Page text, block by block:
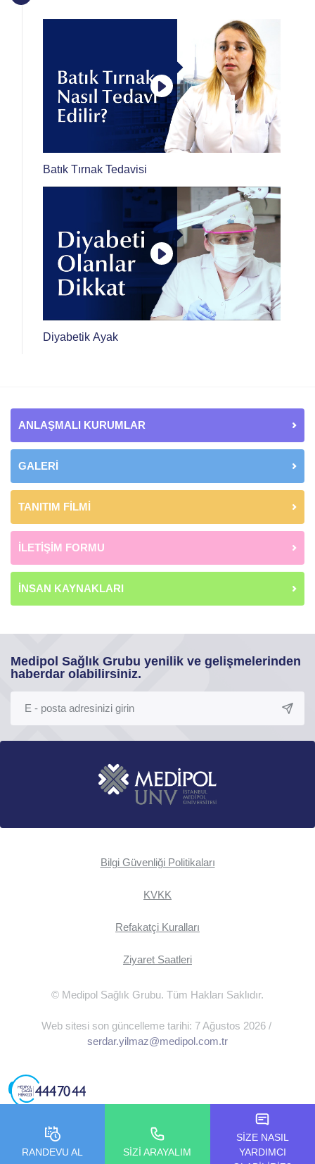
Batık Tırnak Tedavisi
Diyabetik Ayak
ANLAŞMALI KURUMLAR
GALERİ
TANITIM FİLMİ
İLETİŞİM FORMU
İNSAN KAYNAKLARI
Medipol Sağlık Grubu yenilik ve gelişmelerinden
haberdar olabilirsiniz.
Bilgi Güvenliği Politikaları
KVKK
Refakatçi Kuralları
Ziyaret Saatleri
© Medipol Sağlık Grubu. Tüm Hakları Saklıdır.
Web sitesi son güncelleme tarihi: 7 Ağustos 2026 /
serdar.yilmaz@medipol.com.tr
RANDEVU AL SİZİ ARAYALIM
SİZE NASIL
YARDIMCI